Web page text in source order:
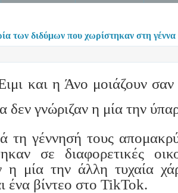
των διδύμων που χωρίστηκαν στη
και η Άνο μοιάζουν
δεν γνώριζαν η μία την
τη γέννησή τους
σε διαφορετικές
η μία την άλλη τυχαία
ένα βίντεο στο TikTok.